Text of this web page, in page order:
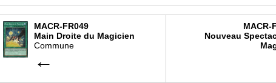
MACR-FR049
Main Droite du Magicien
Commune
←
MACR-
Nouveau